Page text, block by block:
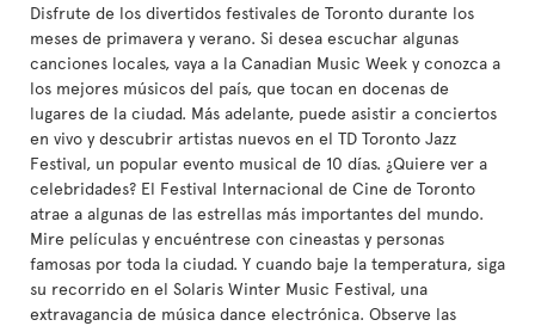
Disfrute de los divertidos festivales de Toronto durante los
meses de primavera y verano. Si desea escuchar algunas
canciones locales, vaya a la Canadian Music Week y conozca a
los mejores músicos del país, que tocan en docenas de
lugares de la ciudad. Más adelante, puede asistir a conciertos
en vivo y descubrir artistas nuevos en el TD Toronto Jazz
Festival, un popular evento musical de 10 días. ¿Quiere ver a
celebridades? El Festival Internacional de Cine de Toronto
atrae a algunas de las estrellas más importantes del mundo.
Mire películas y encuéntrese con cineastas y personas
famosas por toda la ciudad. Y cuando baje la temperatura, siga
su recorrido en el Solaris Winter Music Festival, una
extravagancia de música dance electrónica. Observe las